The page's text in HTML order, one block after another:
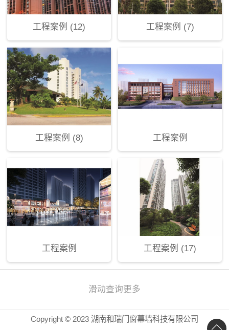
工程案例 (12) 工程案例 (7)
工程案例 (8) 工程案例
工程案例 工程案例 (17)
滑动查询更多
Copyright © 2023 湖南和瑞门窗幕墙科技有限公司